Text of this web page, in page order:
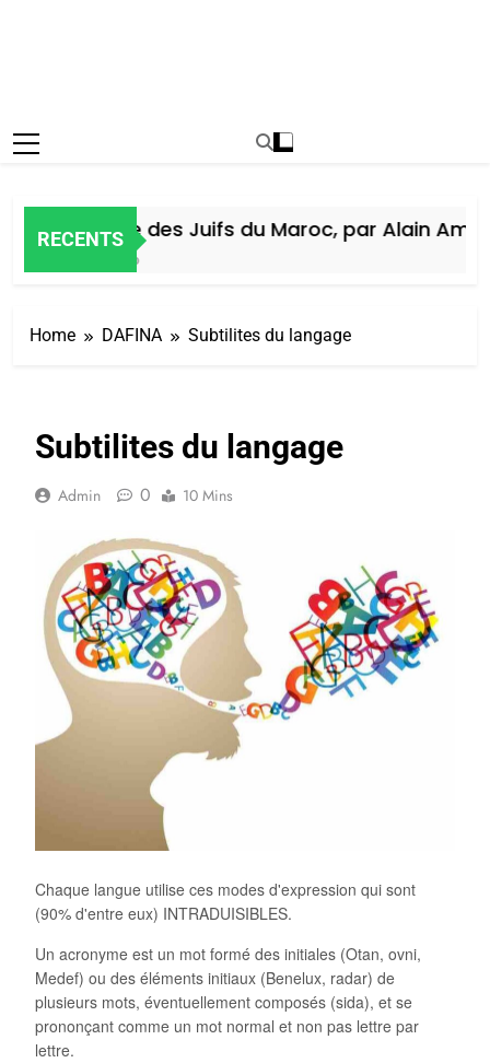
RECENTS
Histoire des Juifs du Maroc, par Alain Amiel
Home DAFINA Subtilites du langage
Subtilites du langage
Admin 0 10 Mins
Chaque langue utilise ces modes d'expression qui sont
(90% d'entre eux) INTRADUISIBLES.
Un acronyme est un mot formé des initiales (Otan, ovni,
Medef) ou des éléments initiaux (Benelux, radar) de
plusieurs mots, éventuellement composés (sida), et se
prononçant comme un mot normal et non pas lettre par
lettre.